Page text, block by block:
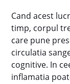
Cand acest
timp, corpul
care pune
circulatia
cognitive. In
inflamatia